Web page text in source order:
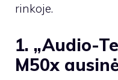
rinkoje.
1. „Audio-
M50x